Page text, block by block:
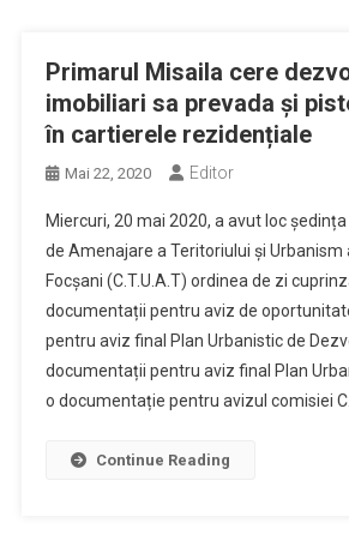
Primarul Misaila cere
imobiliari sa prevada și
în cartierele rezidențiale
Mai 22, 2020 Editor
Miercuri, 20 mai 2020, a avut loc
de Amenajare a Teritoriului și Urbanism
Focșani (C.T.U.A.T) ordinea de zi
documentații pentru aviz de
pentru aviz final Plan Urbanistic de
documentații pentru aviz final Plan
o documentație pentru avizul comisiei
Continue Reading